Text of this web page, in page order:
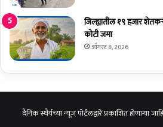
जिल्ह्यातील १९ हजार
कोटी जमा
ऑगस्ट 8, 2026
दैनिक स्थैर्यच्या न्यूज पोर्टलद्वारे प्रकाशित होणाऱ्या